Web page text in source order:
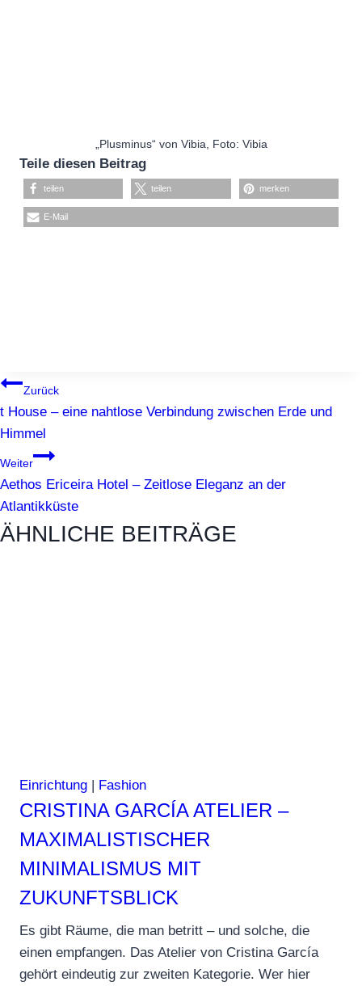
„Plusminus“ von Vibia, Foto: Vibia
Teile diesen Beitrag
teilen teilen merken
E-Mail
BEITRAGSNAVIGATION
Zurück
t House – eine nahtlose Verbindung zwischen Erde und
Himmel
Weiter
Aethos Ericeira Hotel – Zeitlose Eleganz an der
Atlantikküste
ÄHNLICHE BEITRÄGE
Einrichtung Fashion
CRISTINA GARCÍA ATELIER –
MAXIMALISTISCHER
MINIMALISMUS MIT
ZUKUNFTSBLICK
Es gibt Räume, die man betritt – und solche, die
einen empfangen. Das Atelier von Cristina García
gehört eindeutig zur zweiten Kategorie. Wer hier